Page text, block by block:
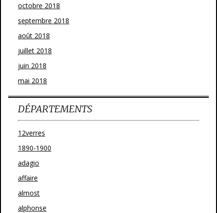
octobre 2018
septembre 2018
août 2018
juillet 2018
juin 2018
mai 2018
DÉPARTEMENTS
12verres
1890-1900
adagio
affaire
almost
alphonse